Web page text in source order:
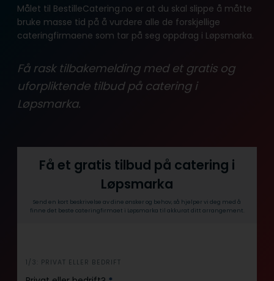
Målet til BestilleCatering.no er at du skal slippe å måtte
bruke masse tid på å vurdere alle de forskjellige
cateringfirmaene som tar på seg oppdrag i Løpsmarka.
Få rask tilbakemelding med et gratis og
uforpliktende tilbud på catering i
Løpsmarka.
Få et gratis tilbud på catering i
Løpsmarka
Send en kort beskrivelse av dine ønsker og behov, så hjelper vi deg med å
finne det beste cateringfirmaet i Løpsmarka til akkurat ditt arrangement.
i
n
1/3: PRIVAT ELLER BEDRIFT